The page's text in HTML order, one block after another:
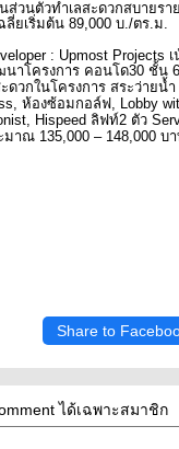
วนตัวทำเลสะดวกสบายร
ลี่ยเริ่มต้น 89 000 บ./ตร.ม.
: Upmost Projects
โครงการ คอนโด30 ชั้น
วกในโครงการ สระว่ายน้ำ
ห้องซ้อมกอล์ฟ , Lobby
Hispeed ลิฟท์2 ตัว
มาณ 135 000 – 148 000 บ
Share to
ได้เฉพาะสมาชิก